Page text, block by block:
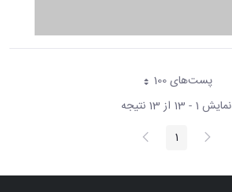
پست‌‌های 100هر صفحه
نمایش 1 - 13 از 13 نتیجه
پیغام
قبلی صفحه1 صفحه
بعد